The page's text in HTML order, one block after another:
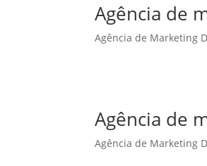
Agência de
Agência de Marketing
Agência de
Agência de Marketing